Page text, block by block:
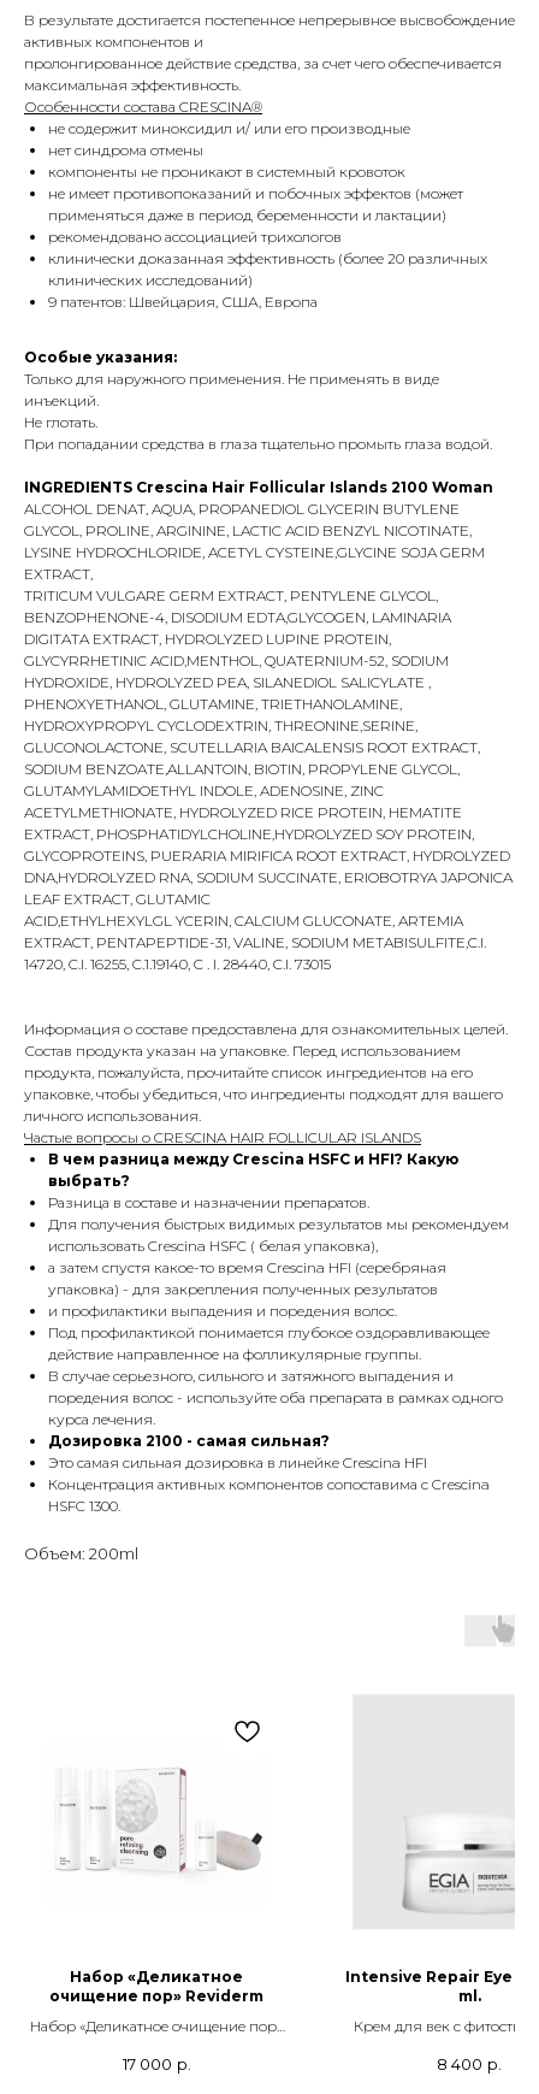
В результате достигается постепенное непрерывное высвобождение
активных компонентов и
пролонгированное действие средства, за счет чего обеспечивается
максимальная эффективность.
Особенности состава CRESCINA®
не содержит миноксидил и/ или его производные
нет синдрома отмены
компоненты не проникают в системный кровоток
не имеет противопоказаний и побочных эффектов (может
применяться даже в период беременности и лактации)
рекомендовано ассоциацией трихологов
клинически доказанная эффективность (более 20 различных
клинических исследований)
9 патентов: Швейцария, США, Европа
Особые указания:
Только для наружного применения. Не применять в виде
инъекций.
Не глотать.
При попадании средства в глаза тщательно промыть глаза водой.
INGREDIENTS Crescina Hair Follicular Islands 2100 Woman
ALCOHOL DENAT, AQUA, PROPANEDIOL GLYCERIN BUTYLENE
GLYCOL, PROLINE, ARGININE, LACTIC ACID BENZYL NICOTINATE,
LYSINE HYDROCHLORIDE, ACETYL CYSTEINE,GLYCINE SOJA GERM
EXTRACT,
TRITICUM VULGARE GERM EXTRACT, PENTYLENE GLYCOL,
BENZOPHENONE-4, DISODIUM EDTA,GLYCOGEN, LAMINARIA
DIGITATA EXTRACT, HYDROLYZED LUPINE PROTEIN,
GLYCYRRHETINIC ACID,MENTHOL, QUATERNIUM-52, SODIUM
HYDROXIDE, HYDROLYZED PEA, SILANEDIOL SALICYLATE ,
PHENOXYETHANOL, GLUTAMINE, TRIETHANOLAMINE,
HYDROXYPROPYL CYCLODEXTRIN, THREONINE,SERINE,
GLUCONOLACTONE, SCUTELLARIA BAICALENSIS ROOT EXTRACT,
SODIUM BENZOATE,ALLANTOIN, BIOTIN, PROPYLENE GLYCOL,
GLUTAMYLAMIDOETHYL INDOLE, ADENOSINE, ZINC
ACETYLMETHIONATE, HYDROLYZED RICE PROTEIN, HEMATITE
EXTRACT, PHOSPHATIDYLCHOLINE,HYDROLYZED SOY PROTEIN,
GLYCOPROTEINS, PUERARIA MIRIFICA ROOT EXTRACT, HYDROLYZED
DNA,HYDROLYZED RNA, SODIUM SUCCINATE, ERIOBOTRYA JAPONICA
LEAF EXTRACT, GLUTAMIC
ACID,ETHYLHEXYLGL YCERIN, CALCIUM GLUCONATE, ARTEMIA
EXTRACT, PENTAPEPTIDE-31, VALINE, SODIUM METABISULFITE,C.I.
14720, C.I. 16255, C.1.19140, C . I. 28440, C.I. 73015
Информация о составе предоставлена для ознакомительных целей.
Состав продукта указан на упаковке. Перед использованием
продукта, пожалуйста, прочитайте список ингредиентов на его
упаковке, чтобы убедиться, что ингредиенты подходят для вашего
личного использования.
Частые вопросы о CRESCINA HAIR FOLLICULAR ISLANDS
В чем разница между Crescina HSFC и HFI? Какую
выбрать?
Разница в составе и назначении препаратов.
Для получения быстрых видимых результатов мы рекомендуем
использовать Crescina HSFC ( белая упаковка),
а затем спустя какое-то время Crescina HFI (серебряная
упаковка) - для закрепления полученных результатов
и профилактики выпадения и поредения волос.
Под профилактикой понимается глубокое оздоравливающее
действие направленное на фолликулярные группы.
В случае серьезного, сильного и затяжного выпадения и
поредения волос - используйте оба препарата в рамках одного
курса лечения.
Дозировка 2100 - самая сильная?
Это самая сильная дозировка в линейке Crescina HFI
Концентрация активных компонентов сопоставима с Crescina
HSFC 1300.
Объем: 200ml
Набор «Деликатное
очищение пор» Reviderm
Набор «Деликатное очищение пор»
17 000 р.
Intensive Repair Eye
ml.
Крем для век с
8 400 р.